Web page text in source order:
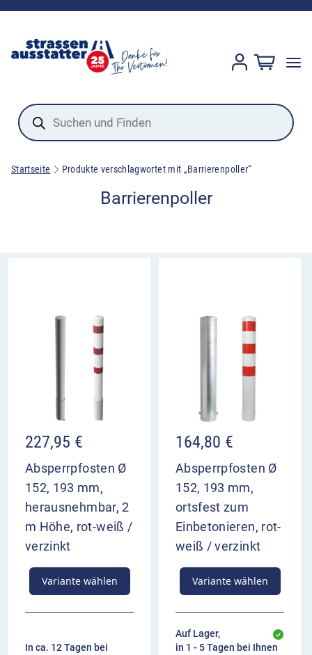
Products
search
Startseite Produkte verschlagwortet mit „Barrierenpoller“
Barrierenpoller
227,95 €
Absperrpfosten Ø
152, 193 mm,
herausnehmbar, 2
m Höhe, rot-weiß /
verzinkt
Variante wählen
In ca. 12 Tagen bei
164,80 €
Absperrpfosten Ø
152, 193 mm,
ortsfest zum
Einbetonieren, rot-
weiß / verzinkt
Variante wählen
Auf Lager,
in 1 - 5 Tagen bei Ihnen